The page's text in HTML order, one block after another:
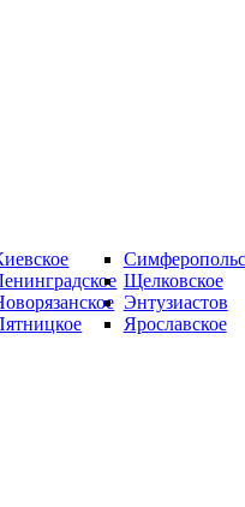
Щелковское
Энтузиастов
Ярославское